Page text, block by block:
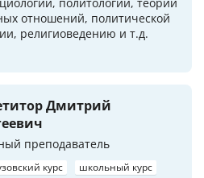
отношений, политической
религиоведению и т.д.
Дмитрий
преподаватель
курс
школьный курс